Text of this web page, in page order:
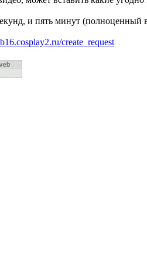
и пять минут (полноценный
create_request